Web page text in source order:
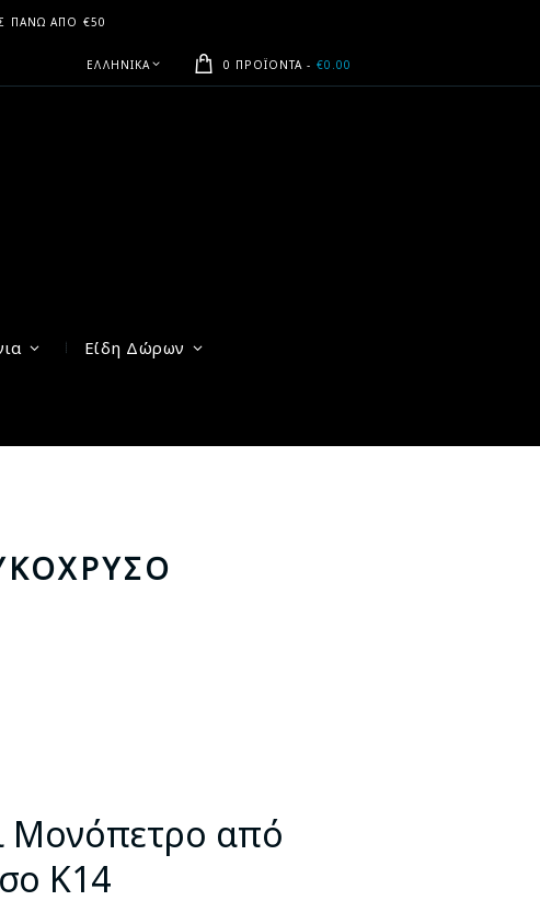
ΠΆΝΩ ΑΠΟ €50
ΕΛΛΗΝΙΚΆ 0 ΠΡΟΪΌΝΤΑ - €0.00
Είδη Δώρων
Μονόπετρο από
Κ14